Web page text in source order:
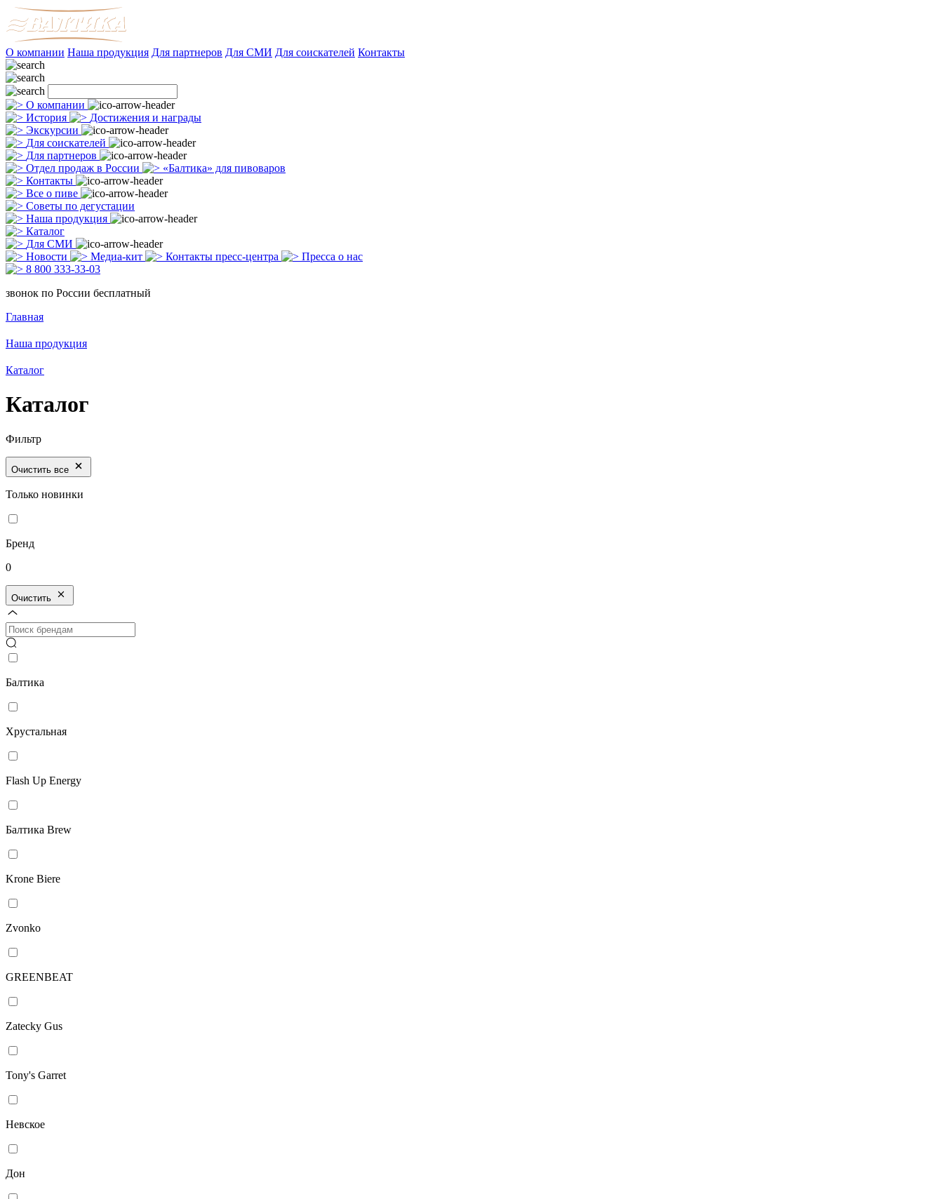
О компании Наша продукция Для партнеров Для СМИ Для соискателей Контакты
О компании
История
Достижения и награды
Экскурсии
Для соискателей
Для партнеров
Отдел продаж в России
«Балтика» для пивоваров
Контакты
Все о пиве
Советы по дегустации
Наша продукция
Каталог
Для СМИ
Новости
Медиа-кит Контакты пресс-центра
Пресса о нас
8 800 333-33-03
звонок по России бесплатный
Главная
Наша продукция
Каталог
Каталог
Фильтр
Очистить все
Только новинки
Бренд
0
Очистить
Балтика
Хрустальная
Flash Up Energy
Балтика Brew
Krone Biere
Zvonko
GREENBEAT
Zatecky Gus
Tony's Garret
Невское
Дон